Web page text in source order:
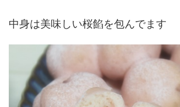
中身は美味しい桜餡を包んでます